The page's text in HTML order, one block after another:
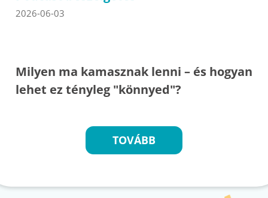
2026-06-03
Milyen ma kamasznak lenni – és hogyan
lehet ez tényleg "könnyed"?
TOVÁBB